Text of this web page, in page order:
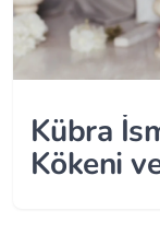
Kübra
Kökeni